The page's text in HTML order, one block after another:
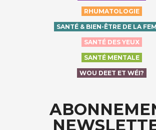
RHUMATOLOGIE
SANTÉ & BIEN-ÊTRE DE LA
SANTÉ DES YEUX
SANTÉ MENTALE
WOU DEET ET WÉI?